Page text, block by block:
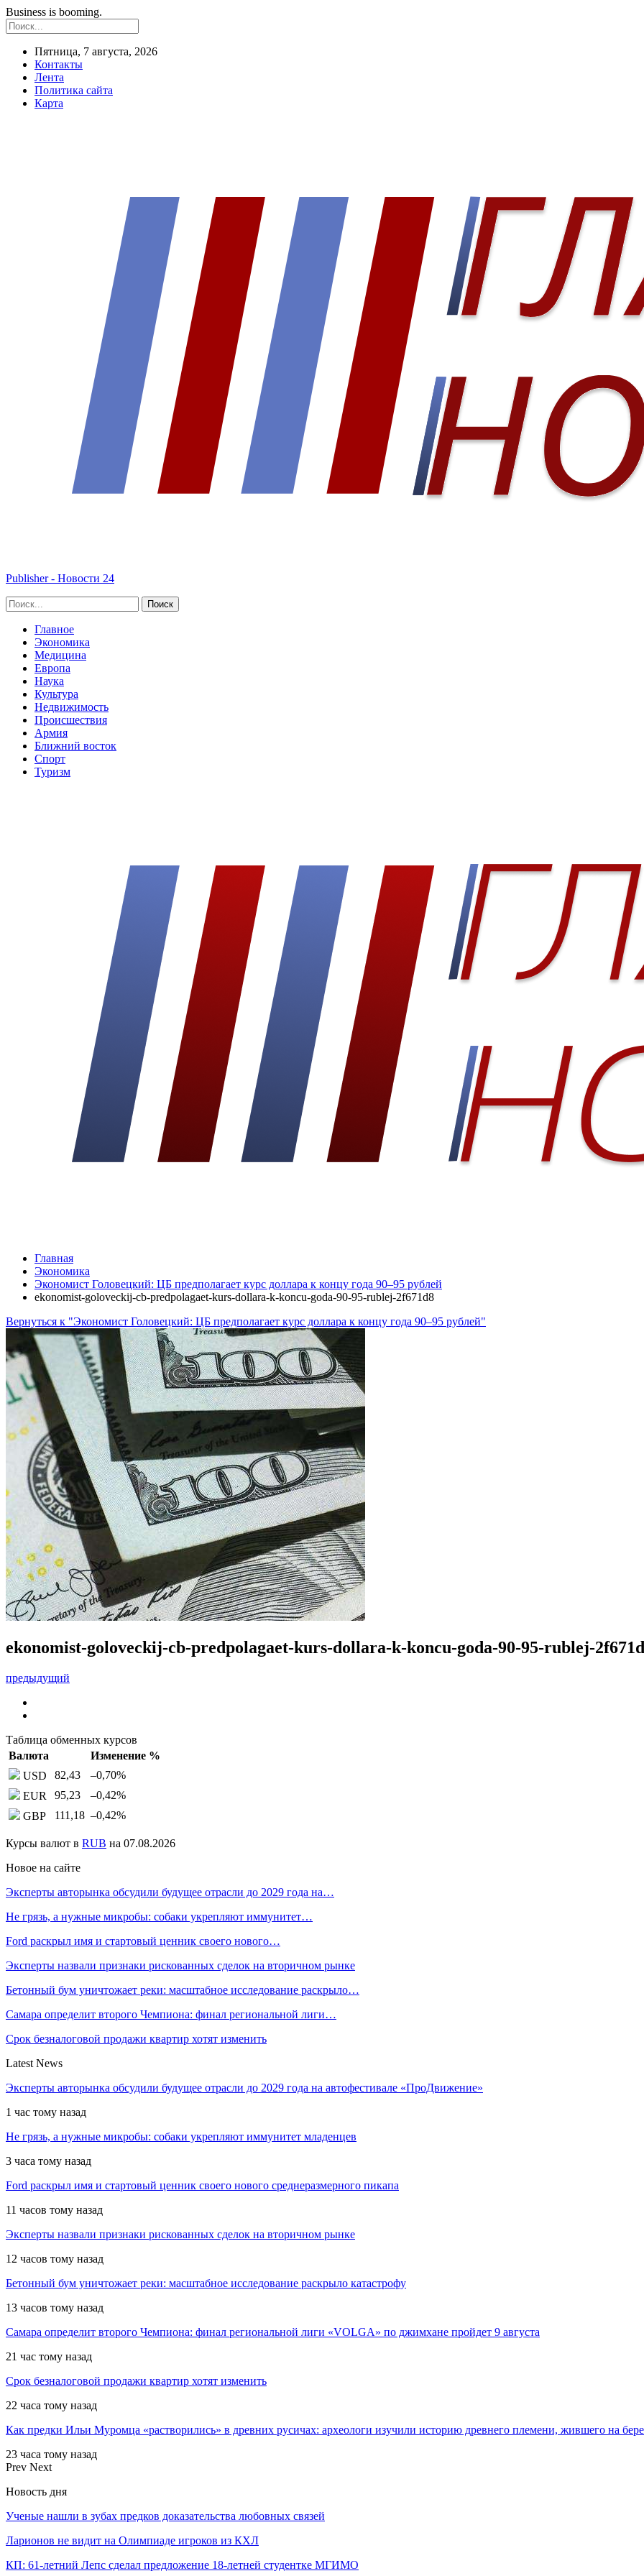
Business is booming.
Пятница, 7 августа, 2026
Контакты
Лента
Политика сайта
Карта
Publisher - Новости 24
Главное
Экономика
Медицина
Европа
Наука
Культура
Недвижимость
Происшествия
Армия
Ближний восток
Спорт
Туризм
Главная
Экономика
Экономист Головецкий: ЦБ предполагает курс доллара к концу года 90–95 рублей
ekonomist-goloveckij-cb-predpolagaet-kurs-dollara-k-koncu-goda-90-95-rublej-2f671d8
Вернуться к "Экономист Головецкий: ЦБ предполагает курс доллара к концу года 90–95 рублей"
ekonomist-goloveckij-cb-predpolagaet-kurs-dollara-k-koncu-goda-90-95-rublej-
предыдущий
Таблица обменных курсов
Валюта
Изменение %
USD
82,43 –0,70%
EUR
95,23 –0,42%
GBP
111,18 –0,42%
Курсы валют в RUB на 07.08.2026
Новое на сайте
Эксперты авторынка обсудили будущее отрасли до 2029 года на…
Не грязь, а нужные микробы: собаки укрепляют иммунитет…
Ford раскрыл имя и стартовый ценник своего нового…
Эксперты назвали признаки рискованных сделок на вторичном рынке
Бетонный бум уничтожает реки: масштабное исследование раскрыло…
Самара определит второго Чемпиона: финал региональной лиги…
Срок безналоговой продажи квартир хотят изменить
Latest News
Эксперты авторынка обсудили будущее отрасли до 2029 года на автофестивале «ПроДвижение»
1 час тому назад
Не грязь, а нужные микробы: собаки укрепляют иммунитет младенцев
3 часа тому назад
Ford раскрыл имя и стартовый ценник своего нового среднеразмерного пикапа
11 часов тому назад
Эксперты назвали признаки рискованных сделок на вторичном рынке
12 часов тому назад
Бетонный бум уничтожает реки: масштабное исследование раскрыло катастрофу
13 часов тому назад
Самара определит второго Чемпиона: финал региональной лиги «VOLGA» по джимхане пройдет 9 августа
21 час тому назад
Срок безналоговой продажи квартир хотят изменить
22 часа тому назад
Как предки Ильи Муромца «растворились» в древних русичах: археологи изучили историю древнего племени, жившего на
23 часа тому назад
Prev Next
Новость дня
Ученые нашли в зубах предков доказательства любовных связей
Ларионов не видит на Олимпиаде игроков из КХЛ
КП: 61-летний Лепс сделал предложение 18-летней студентке МГИМО